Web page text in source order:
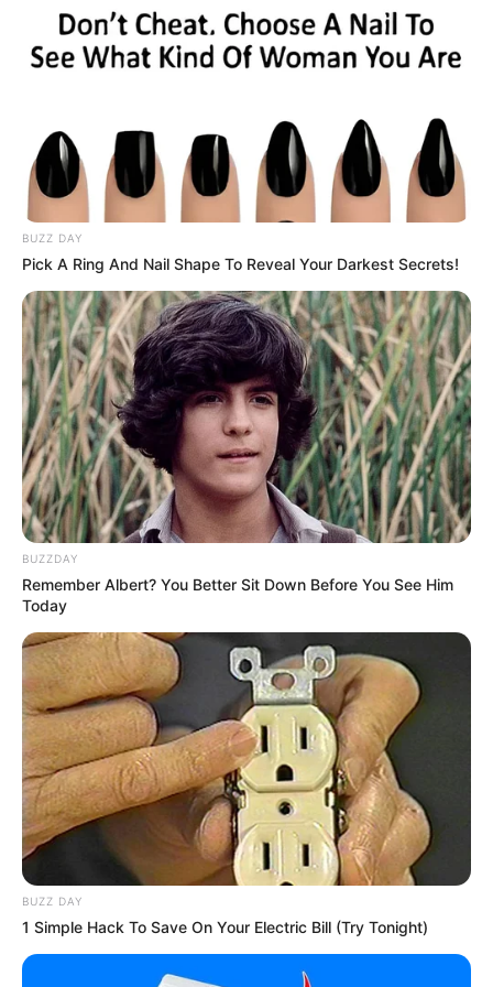
Jadwal Tayang: Rabu
(foto: koktv)
SINOPSIS I DON’T CARE
Drama ini menyajikan kisah romansa yang dibumbui oleh komedi
antara calon pengantin pria dan wanita.
Lee Roo Woon (Min Chan Ki) adalah sosok pria yang sangat
sembrono dalam membelanjakan uang yang dimilikinya.
BUZZ DAY
Pick A Ring And Nail Shape To Reveal Your Darkest Secrets!
BUZZDAY
Remember Albert? You Better Sit Down Before You See Him
Today
BUZZ DAY
1 Simple Hack To Save On Your Electric Bill (Try Tonight)